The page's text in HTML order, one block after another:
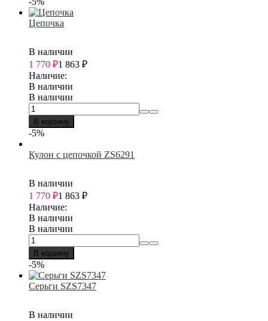
Цепочка
В наличии
1 770 ₽1 863 ₽
Наличие:
В наличии
В наличии
В корзину
-5%
Кулон с цепочкой ZS6291
В наличии
1 770 ₽1 863 ₽
Наличие:
В наличии
В наличии
В корзину
-5%
Серьги SZS7347
В наличии